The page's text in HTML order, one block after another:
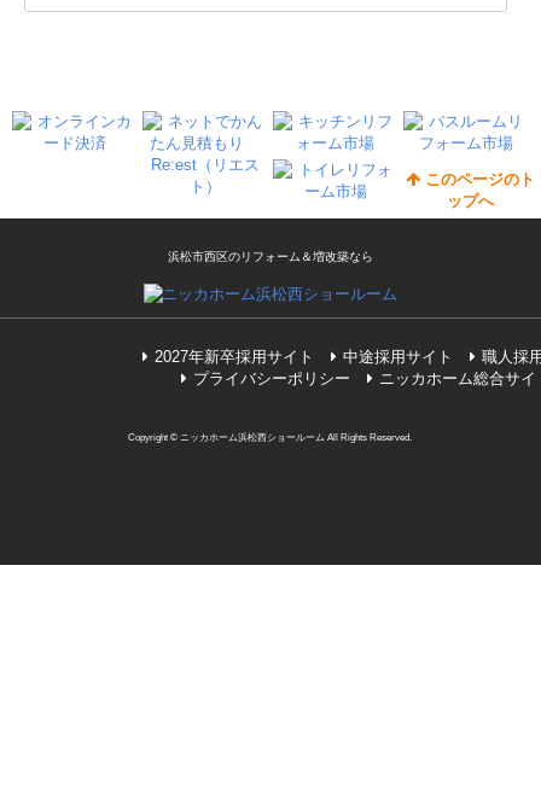
このページのト
ップへ
浜松市西区のリフォーム＆増改築なら
2027年新卒採用サイト 中途採用サイト
職人採
プライバシーポリシー
ニッカホーム総合サイ
Copyright © ニッカホーム浜松西ショールーム All Rights Reserved.